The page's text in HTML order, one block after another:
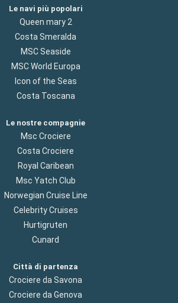
Le navi più popolari
Queen mary 2
Costa Smeralda
MSC Seaside
MSC World Europa
Icon of the Seas
Costa Toscana
Le nostre compagnie
Msc Crociere
Costa Crociere
Royal Caribean
Msc Yatch Club
Norwegian Cruise Line
Celebrity Cruises
Hurtigruten
Cunard
Città di partenza
Crociere da Savona
Crociere da Genova